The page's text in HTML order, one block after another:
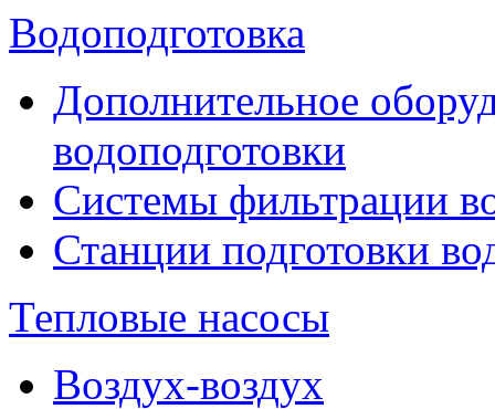
Водоподготовка
Дополнительное
водоподготовки
Системы фильтрации
Станции подготовки
Тепловые насосы
Воздух-воздух